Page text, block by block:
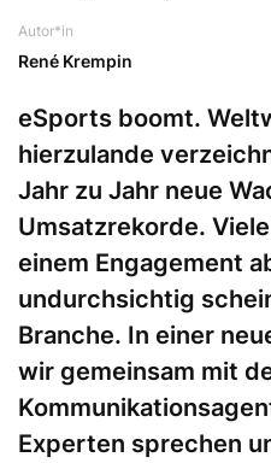
Autor*in
René Krempin
eSports boomt.
hierzulande
Jahr zu Jahr neue
Umsatzrekorde.
einem Engagement
undurchsichtig
Branche. In einer
wir gemeinsam mit
Experten sprechen